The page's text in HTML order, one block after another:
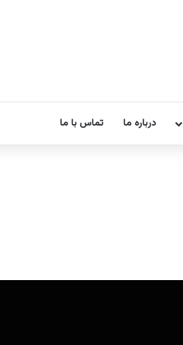
درباره ما تماس با ما